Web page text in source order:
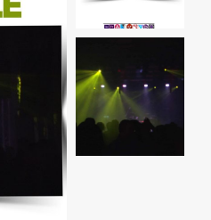
کلیپ دکلمه عاشقانه
آماده شدن عروس و داماد
کلیپ آرایشگاه عروس
پروژه کلیپ باغ عروس
پروژه کلیپ مسیر- ماشین عروس